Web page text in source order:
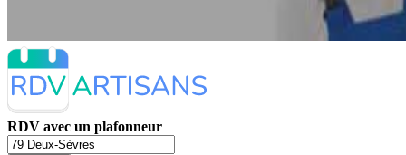
RDV avec un plafonneur